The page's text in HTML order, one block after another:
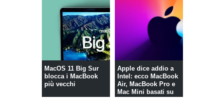
MacOS 11 Big Sur
blocca i MacBook
più vecchi
Apple dice addio a
Intel: ecco MacBook
Air, MacBook Pro e
Mac Mini basati su